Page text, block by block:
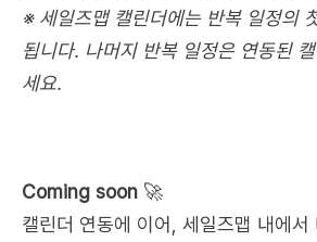
※ 세일즈맵 캘린더에는 반복 일정의
됩니다. 나머지 반복 일정은 연동된
세요.
Coming soon 🚀
캘린더 연동에 이어, 세일즈맵 내에